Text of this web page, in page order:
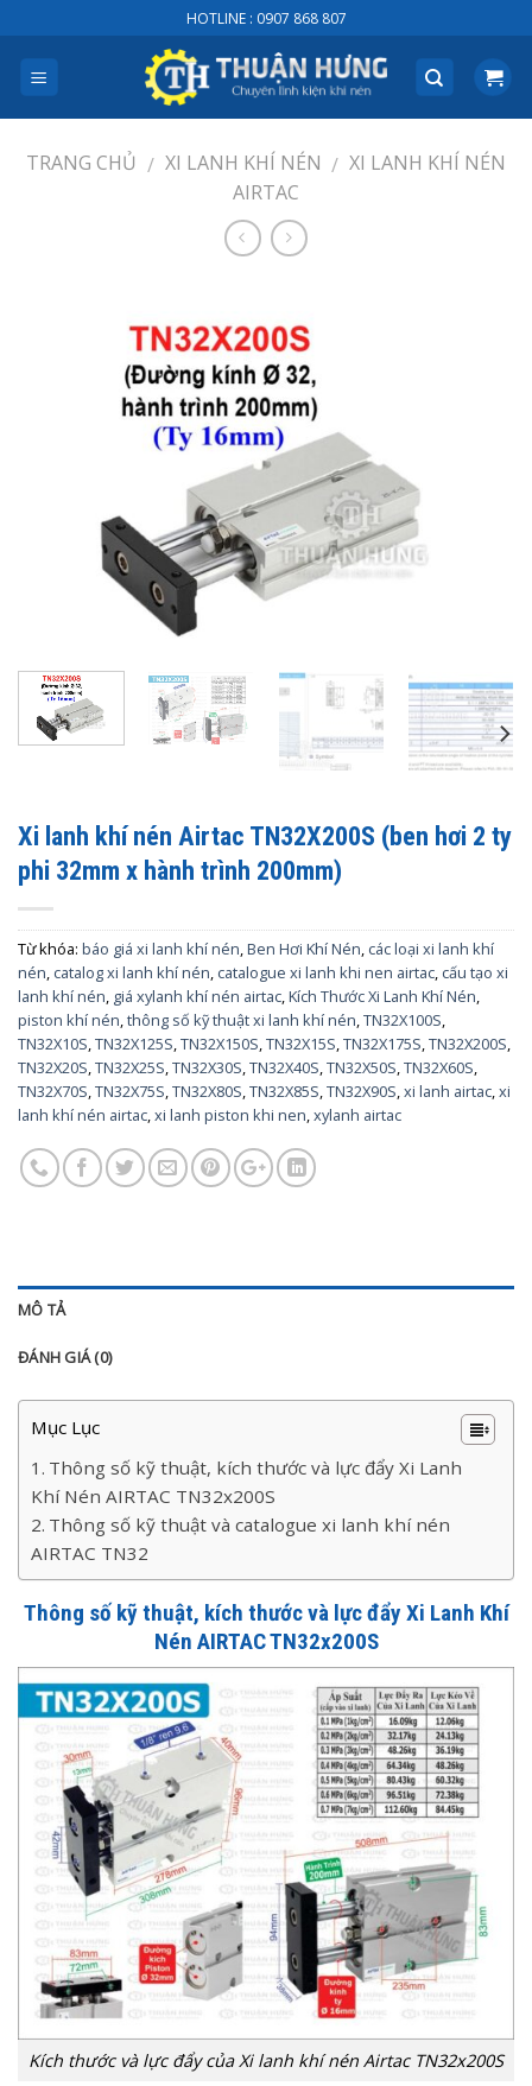
to
content
HOTLINE : 0907 868 807
TRANG CHỦ / XI LANH KHÍ NÉN / XI LANH KHÍ NÉN
AIRTAC
Xi lanh khí nén Airtac TN32X200S (ben hơi 2 ty
phi 32mm x hành trình 200mm)
Từ khóa: báo giá xi lanh khí nén,Ben Hơi Khí Nén, các loại xi lanh khí
nén, catalog xi lanh khí nén, catalogue xi lanh khi nen airtac, cấu tạo xi
lanh khí nén, giá xylanh khí nén airtac,Kích Thước Xi Lanh Khí Nén,
piston khí nén,thông số kỹ thuật xi lanh khí nén,TN32X100S,
TN32X10S,TN32X125S,TN32X150S,TN32X15S,TN32X175S,TN32X200S,
TN32X20S,TN32X25S,TN32X30S,TN32X40S,TN32X50S,TN32X60S,
TN32X70S,TN32X75S,TN32X80S,TN32X85S,TN32X90S,xi lanh airtac,xi
lanh khí nén airtac,xi lanh piston khi nen,xylanh airtac
MÔ TẢ
ĐÁNH GIÁ (0)
Mục Lục
Thông số kỹ thuật, kích thước và lực đẩy Xi Lanh
Khí Nén AIRTAC TN32x200S
Thông số kỹ thuật và catalogue xi lanh khí nén
AIRTAC TN32
Thông số kỹ thuật, kích thước và lực đẩy Xi Lanh Khí
Nén AIRTAC TN32x200S
Kích thước và lực đẩy của Xi lanh khí nén Airtac TN32x200S